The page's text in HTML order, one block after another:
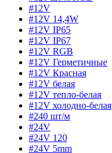
#12V
#12V 14,4W
#12V IP65
#12V IP67
#12V RGB
#12V Герметичные
#12V Красная
#12V белая
#12V тепло-белая
#12V холодно-белая
#240 шт/м
#24V
#24V 120
#24V 5mm